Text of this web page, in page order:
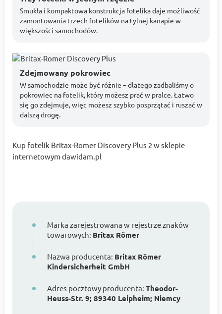
Smukła i kompaktowa konstrukcja fotelika daje możliwość
zamontowania trzech fotelików na tylnej kanapie w
większości samochodów.
Zdejmowany pokrowiec
W samochodzie może być różnie – dlatego zadbaliśmy o
pokrowiec na fotelik, który możesz prać w pralce. Łatwo
się go zdejmuje, więc możesz szybko posprzątać i ruszać w
dalszą drogę.
Kup fotelik Britax-Romer Discovery Plus 2 w sklepie
internetowym dawidam.pl
Marka zarejestrowana w rejestrze znaków
towarowych: Britax Römer
Nazwa producenta: Britax Römer
Kindersicherheit GmbH
Adres pocztowy producenta: Theodor-
Heuss-Str. 9; 89340 Leipheim; Niemcy